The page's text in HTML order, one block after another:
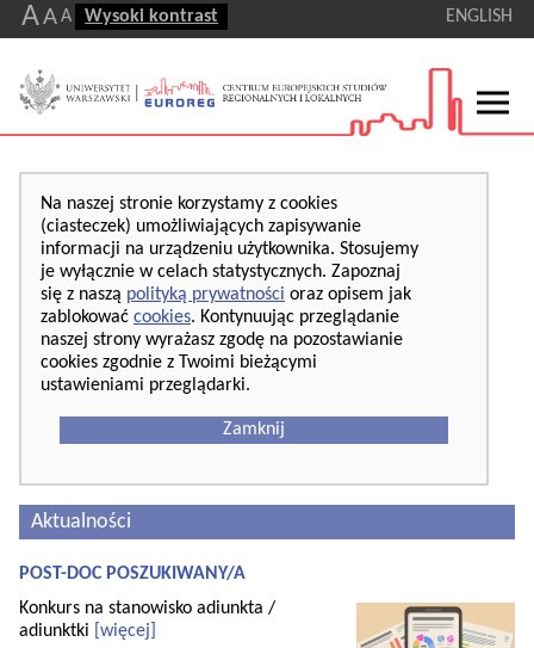
AA A Wysoki kontrast ENGLISH
Na naszej stronie korzystamy z cookies
(ciasteczek) umożliwiających zapisywanie
informacji na urządzeniu użytkownika. Stosujemy
je wyłącznie w celach statystycznych. Zapoznaj
się z naszą polityką prywatności oraz opisem jak
zablokować cookies. Kontynuując przeglądanie
naszej strony wyrażasz zgodę na pozostawianie
cookies zgodnie z Twoimi bieżącymi
ustawieniami przeglądarki.
Zamknij
Aktualności
POST-DOC POSZUKIWANY/A
Konkurs na stanowisko adiunkta /
adiunktki
[więcej]